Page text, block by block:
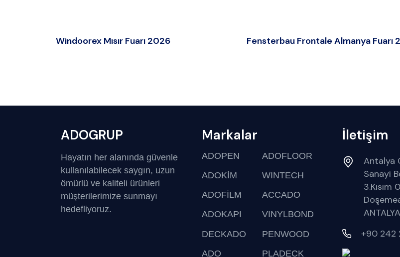
Windoorex Mısır Fuarı 2026 Fensterbau Frontale Almanya Fuarı
ADOGRUP
Hayatın her alanında güvenle
kullanılabilecek saygın, uzun
ömürlü ve kaliteli ürünleri
müşterilerimize sunmayı
hedefliyoruz.
Markalar
ADOPEN
ADOKİM
ADOFİLM
ADOKAPI
DECKADO
ADO
ADOFLOOR
WINTECH
ACCADO
VINYLBOND
PENWOOD
PLADECK
İletişim
Antalya
Sanayi
+90 242